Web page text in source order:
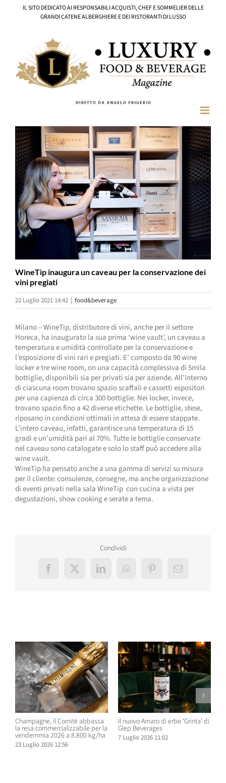
IL SITO DEDICATO AI RESPONSABILI ACQUISTI, CHEF E SOMMELIER DELLE
GRANDI CATENE ALBERGHIERE E DEI RISTORANTI DI LUSSO
Ingrandisci
immagine
WineTip inaugura un caveau per la conservazione dei
vini pregiati
22 Luglio 2021 14:42 | food&beverage
Milano – WineTip, distributore di vini, anche per il settore
Horeca, ha inaugurato la sua prima ‘wine vault’, un caveau a
temperatura e umidità controllate per la conservazione e
l’esposizione di vini rari e pregiati. E’ composto da 90 wine
locker e tre wine room, on una capacità complessiva di 5mila
bottiglie, disponibili sia per privati sia per aziende. All’interno
di ciascuna room trovano spazio scaffali e cassetti espositori
per una capienza di circa 300 bottiglie. Nei locker, invece,
trovano spazio fino a 42 diverse etichette. Le bottiglie, stese,
riposano in condizioni ottimali in attesa di essere stappate.
L’intero caveau, infatti, garantisce una temperatura di 15
gradi e un’umidità pari al 70%. Tutte le bottiglie conservate
nel caveau sono catalogate e solo lo staff può accedere alla
wine vault.
WineTip ha pensato anche a una gamma di servizi su misura
per il cliente: consulenze, consegne, ma anche organizzazione
di eventi privati nella sala WineTip con cucina a vista per
degustazioni, show cooking e serate a tema.
Condividi
Facebook
X LinkedInWhatsAppPinterestEmail
Champagne, il Comité abbassa
la resa commercializzabile per la
vendemmia 2026 a 8.800 kg/ha
23 Luglio 2026 12:56
Il nuovo Amaro di erbe ‘Grinta’ di
Glep Beverages
7 Luglio 2026 11:02